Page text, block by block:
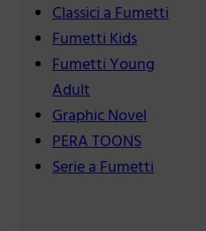
Classici a Fumetti
Fumetti Kids
Fumetti Young
Adult
Graphic Novel
PERA TOONS
Serie a Fumetti